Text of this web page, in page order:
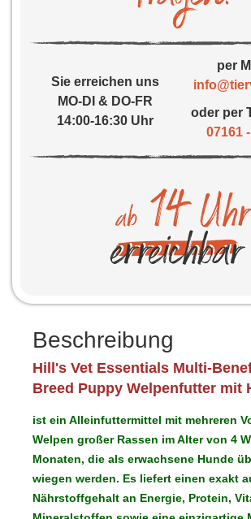
Sie erreichen uns
MO-DI & DO-FR
14:00-16:30 Uhr
per
oder per
07161
Beschreibung
Hill's Vet Essentials Multi-
Breed Puppy Welpenfutter mit
ist ein Alleinfuttermittel mit mehreren
Welpen großer Rassen im Alter von 4
Monaten, die als erwachsene Hunde
wiegen werden. Es liefert einen exakt
Nährstoffgehalt an Energie, Protein,